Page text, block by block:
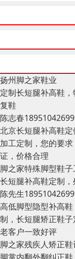
扬州脚之家鞋业
定制长短腿补高鞋
复鞋
陈志春18951042699
北京长短腿补高鞋
加工定制，您的要
证，价格合理
脚之家特殊脚型鞋
长短腿补高鞋定制
陈先生18951042699
高低脚型隐型补高鞋
制，长短腿矫正鞋
老客户一致好评
脚之家残疾人矫正